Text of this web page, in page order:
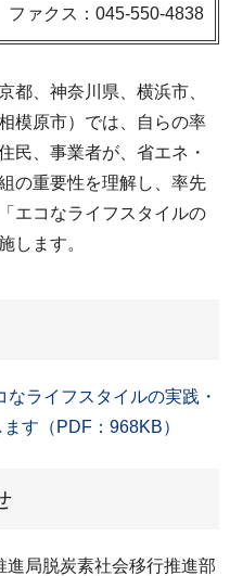
ファクス：045-550-4838
都、神奈川県、横浜市、
模原市）では、自らの率
民、事業者が、省エネ・
の重要性を理解し、率先
エコなライフスタイルの
します。
なライフスタイルの実践・
す（PDF：968KB）
進局脱炭素社会移行推進部